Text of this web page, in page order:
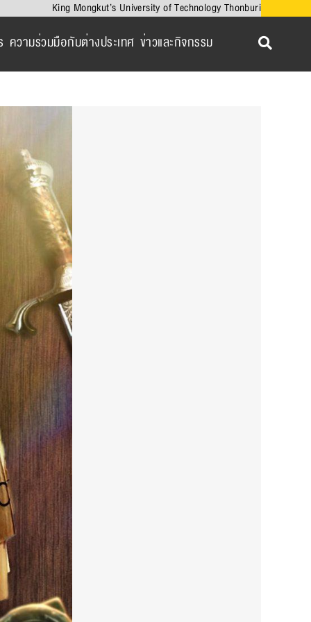
King Mongkut’s University of Technology Thonburi
ความร่วมมือกับต่างประเทศ ข่าวและกิจกรรม